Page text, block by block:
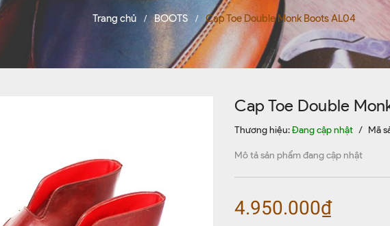
Trang chủ / BOOTS / Cap Toe Double Monk Boots AL04
Cap Toe Double
Thương hiệu:Đang cập nhật / Mã
Mô tả sản phẩm đang cập nhật
4.950.000₫